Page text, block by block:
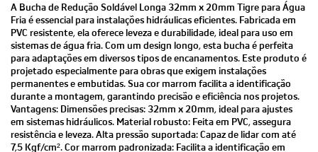
A Bucha de Redução Soldável Longa 32mm x 20mm Tigre para Água
Fria é essencial para instalações hidráulicas eficientes. Fabricada em
PVC resistente, ela oferece leveza e durabilidade, ideal para uso em
sistemas de água fria. Com um design longo, esta bucha é perfeita
para adaptações em diversos tipos de encanamentos. Este produto é
projetado especialmente para obras que exigem instalações
permanentes e embutidas. Sua cor marrom facilita a identificação
durante a montagem, garantindo precisão e eficiência nos projetos.
Vantagens: Dimensões precisas: 32mm x 20mm, ideal para ajustes
em sistemas hidráulicos. Material robusto: Feita em PVC, assegura
resistência e leveza. Alta pressão suportada: Capaz de lidar com até
7,5 Kgf/cm². Cor marrom padronizada: Facilita a identificação em